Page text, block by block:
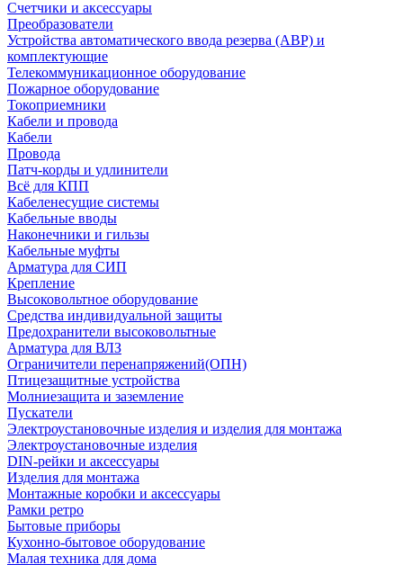
Счетчики и аксессуары
Преобразователи
Устройства автоматического ввода резерва (АВР) и
комплектующие
Телекоммуникационное оборудование
Пожарное оборудование
Токоприемники
Кабели и провода
Кабели
Провода
Патч-корды и удлинители
Всё для КПП
Кабеленесущие системы
Кабельные вводы
Наконечники и гильзы
Кабельные муфты
Арматура для СИП
Крепление
Высоковольтное оборудование
Средства индивидуальной защиты
Предохранители высоковольтные
Арматура для ВЛЗ
Ограничители перенапряжений(ОПН)
Птицезащитные устройства
Молниезащита и заземление
Пускатели
Электроустановочные изделия и изделия для монтажа
Электроустановочные изделия
DIN-рейки и аксессуары
Изделия для монтажа
Монтажные коробки и аксессуары
Рамки ретро
Бытовые приборы
Кухонно-бытовое оборудование
Малая техника для дома